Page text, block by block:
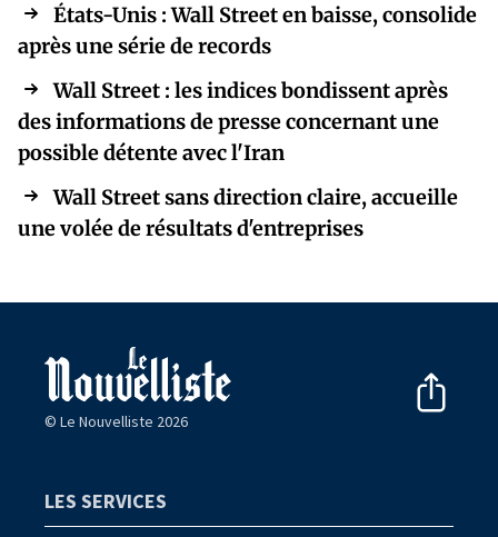
États-Unis : Wall Street en baisse, consolide
après une série de records
Wall Street : les indices bondissent après
des informations de presse concernant une
possible détente avec l'Iran
Wall Street sans direction claire, accueille
une volée de résultats d'entreprises
© Le Nouvelliste 2026
LES SERVICES